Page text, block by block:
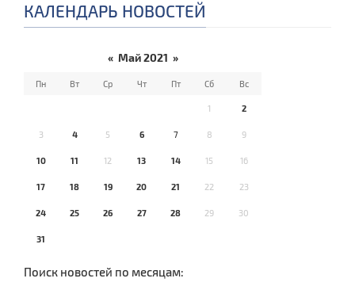
КАЛЕНДАРЬ НОВОСТЕЙ
« Май 2021 »
Пн Вт Ср Чт Пт Сб Вс
1 2
3 4 5 6 7 8 9
10 11 12 13 14 15 16
17 18 19 20 21 22 23
24 25 26 27 28 29 30
31
Поиск новостей по месяцам: